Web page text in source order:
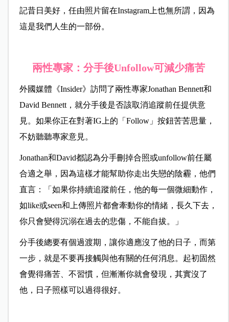
記昔日美好，任由照片留在Instagram上也無所謂，因為
這是我們人生的一部份。
兩性專家：分手後Unfollow可減少痛苦
外國媒體《Insider》訪問了兩性專家Jonathan Bennett和
David Bennett，就分手後是否該取消追蹤前任提供意
見。如果你正在對著IG上的「Follow」按鈕苦苦思量，
不妨聽聽專家意見。
Jonathan和David都認為分手刪掉合照或unfollow前任屬
合適之舉，因為這樣才能幫助你走出失戀的陰霾，他們
直言：「如果你持續追蹤前任，他的每一個微細動作，
如like或seen和上傳照片都會牽動你的情緒，長久下去，
你只會變得沉溺在過去的悲傷，不能自拔。」
分手後總要有個過渡期，讓你適應沒了他的日子，而第
一步，就是不要再接觸與他有關的任何消息。起初固然
會覺得痛苦、不習慣，但漸漸你就會發現，其實沒了
他，日子照樣可以過得很好。